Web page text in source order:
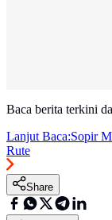
Baca berita terkini
Lanjut Baca:Sopir
Rute
Share